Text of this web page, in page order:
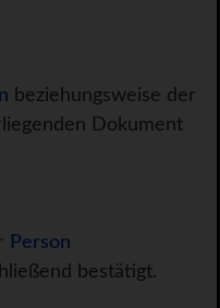
beziehungsweise der
Dokument
Person
bestätigt.